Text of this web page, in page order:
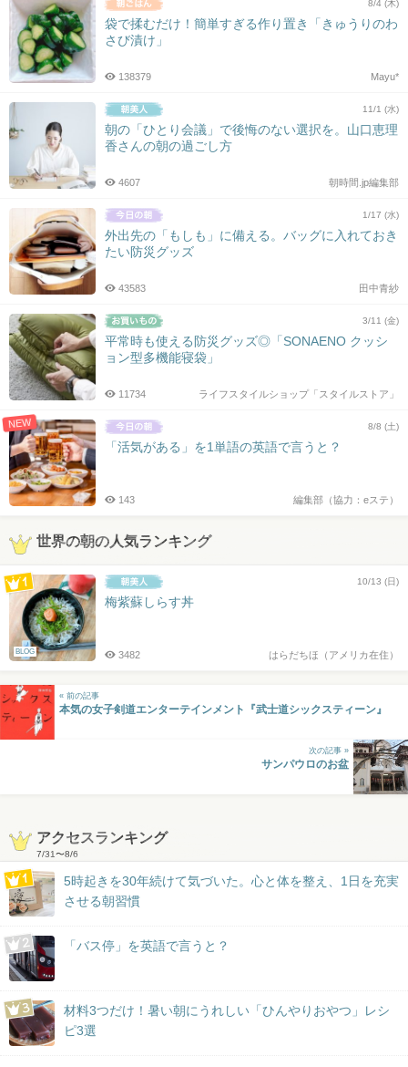
8/4 (木)
袋で揉むだけ！簡単すぎる作り置き「きゅうりのわ
さび漬け」
Mayu*
138379
11/1 (水)
朝の「ひとり会議」で後悔のない選択を。山口恵理
香さんの朝の過ごし方
朝時間.jp編集部
4607
1/17 (水)
外出先の「もしも」に備える。バッグに入れておき
たい防災グッズ
田中青紗
43583
3/11 (金)
平常時も使える防災グッズ◎「SONAENO クッシ
ョン型多機能寝袋」
ライフスタイルショップ「スタイルストア」
11734
NEW 8/8 (土)
「活気がある」を1単語の英語で言うと？
編集部（協力：eステ）
143
世界の朝の人気ランキング
BLOG
10/13 (日)
梅紫蘇しらす丼
はらだちほ（アメリカ在住）
3482
« 前の記事
本気の女子剣道エンターテインメント『武士道シックスティーン』
次の記事 »
サンパウロのお盆
アクセスランキング
7/31〜8/6
5時起きを30年続けて気づいた。心と体を整え、1日を充実
させる朝習慣
「バス停」を英語で言うと？
材料3つだけ！暑い朝にうれしい「ひんやりおやつ」レシ
ピ3選